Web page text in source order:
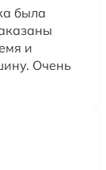
была
и
Очень